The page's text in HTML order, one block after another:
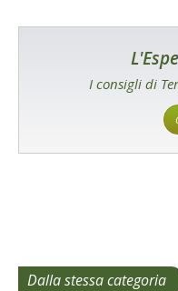
I consigli di
Dalla stessa categoria